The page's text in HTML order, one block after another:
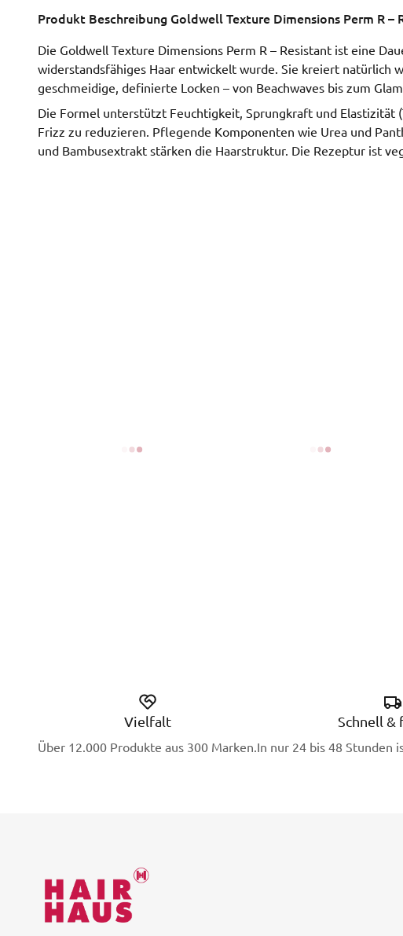
Produkt Beschreibung Goldwell Texture Dimensions Perm R –
Die Goldwell Texture Dimensions Perm R – Resistant ist eine
widerstandsfähiges Haar entwickelt wurde. Sie kreiert natürlich
geschmeidige, definierte Locken – von Beachwaves bis zum
Die Formel unterstützt Feuchtigkeit, Sprungkraft und Elastizität
Frizz zu reduzieren. Pflegende Komponenten wie Urea und
und Bambusextrakt stärken die Haarstruktur. Die Rezeptur ist
Vielfalt
Über 12.000 Produkte aus 300 Marken.
Schnell &
In nur 24 bis 48 Stunden